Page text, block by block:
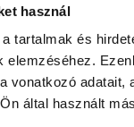
használ
tartalmak és
elemzéséhez.
vonatkozó
által használt